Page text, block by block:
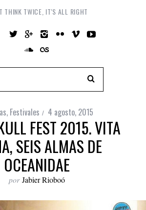
THINK TWICE, IT'S ALL RIGHT
, Festivales 4 agosto, 2015
FEST 2015. VITA
SEIS ALMAS DE
OCEANIDAE
por Jabier Rioboó